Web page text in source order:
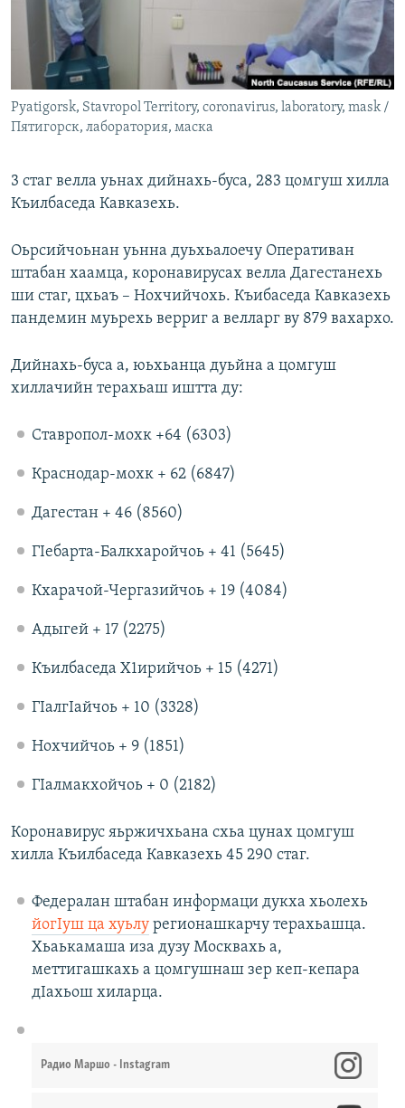
Pyatigorsk, Stavropol Territory, coronavirus, laboratory, mask /
Пятигорск, лаборатория, маска
3 стаг велла уьнах дийнахь-буса, 283 цомгуш хилла
Къилбаседа Кавказехь.
Оьрсийчоьнан уьнна дуьхьалоечу Оперативан
штабан хаамца, коронавирусах велла Дагестанехь
ши стаг, цхьаъ – Нохчийчохь. Къибаседа Кавказехь
пандемин муьрехь верриг а велларг ву 879 вахархо.
Дийнахь-буса а, юьхьанца дуьйна а цомгуш
хиллачийн терахьаш иштта ду:
Ставропол-мохк +64 (6303)
Краснодар-мохк + 62 (6847)
Дагестан + 46 (8560)
ГIебарта-Балкхаройчоь + 41 (5645)
Кхарачой-Чергазийчоь + 19 (4084)
Адыгей + 17 (2275)
Къилбаседа Х1ирийчоь + 15 (4271)
ГIалгIайчоь + 10 (3328)
Нохчийчоь + 9 (1851)
ГIалмакхойчоь + 0 (2182)
Коронавирус яьржичхьана схьа цунах цомгуш
хилла Къилбаседа Кавказехь 45 290 стаг.
Федералан штабан информаци дукха хьолехь
йогIуш ца хуьлурегионашкарчу терахьашца.
Хьаькамаша иза дузу Москвахь а,
меттигашкахь а цомгушнаш зер кеп-кепара
дIахьош хиларца.
Радио Маршо - Instagram